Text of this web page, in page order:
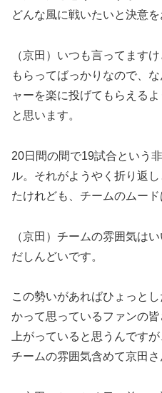
どんな風に戦いたいと決意を
（京田）いつも言ってます
もらってばっかりなので、
ャーを楽に投げてもらえる
と思います。
20日間の間で19試合という
ル。それがようやく折り返
たけれども、チームのムー
（京田）チームの雰囲気は
だしんどいです。
この勢いがあればひょっと
かって思っているファンの
上がっていると思うんです
チームの雰囲気含めて京田